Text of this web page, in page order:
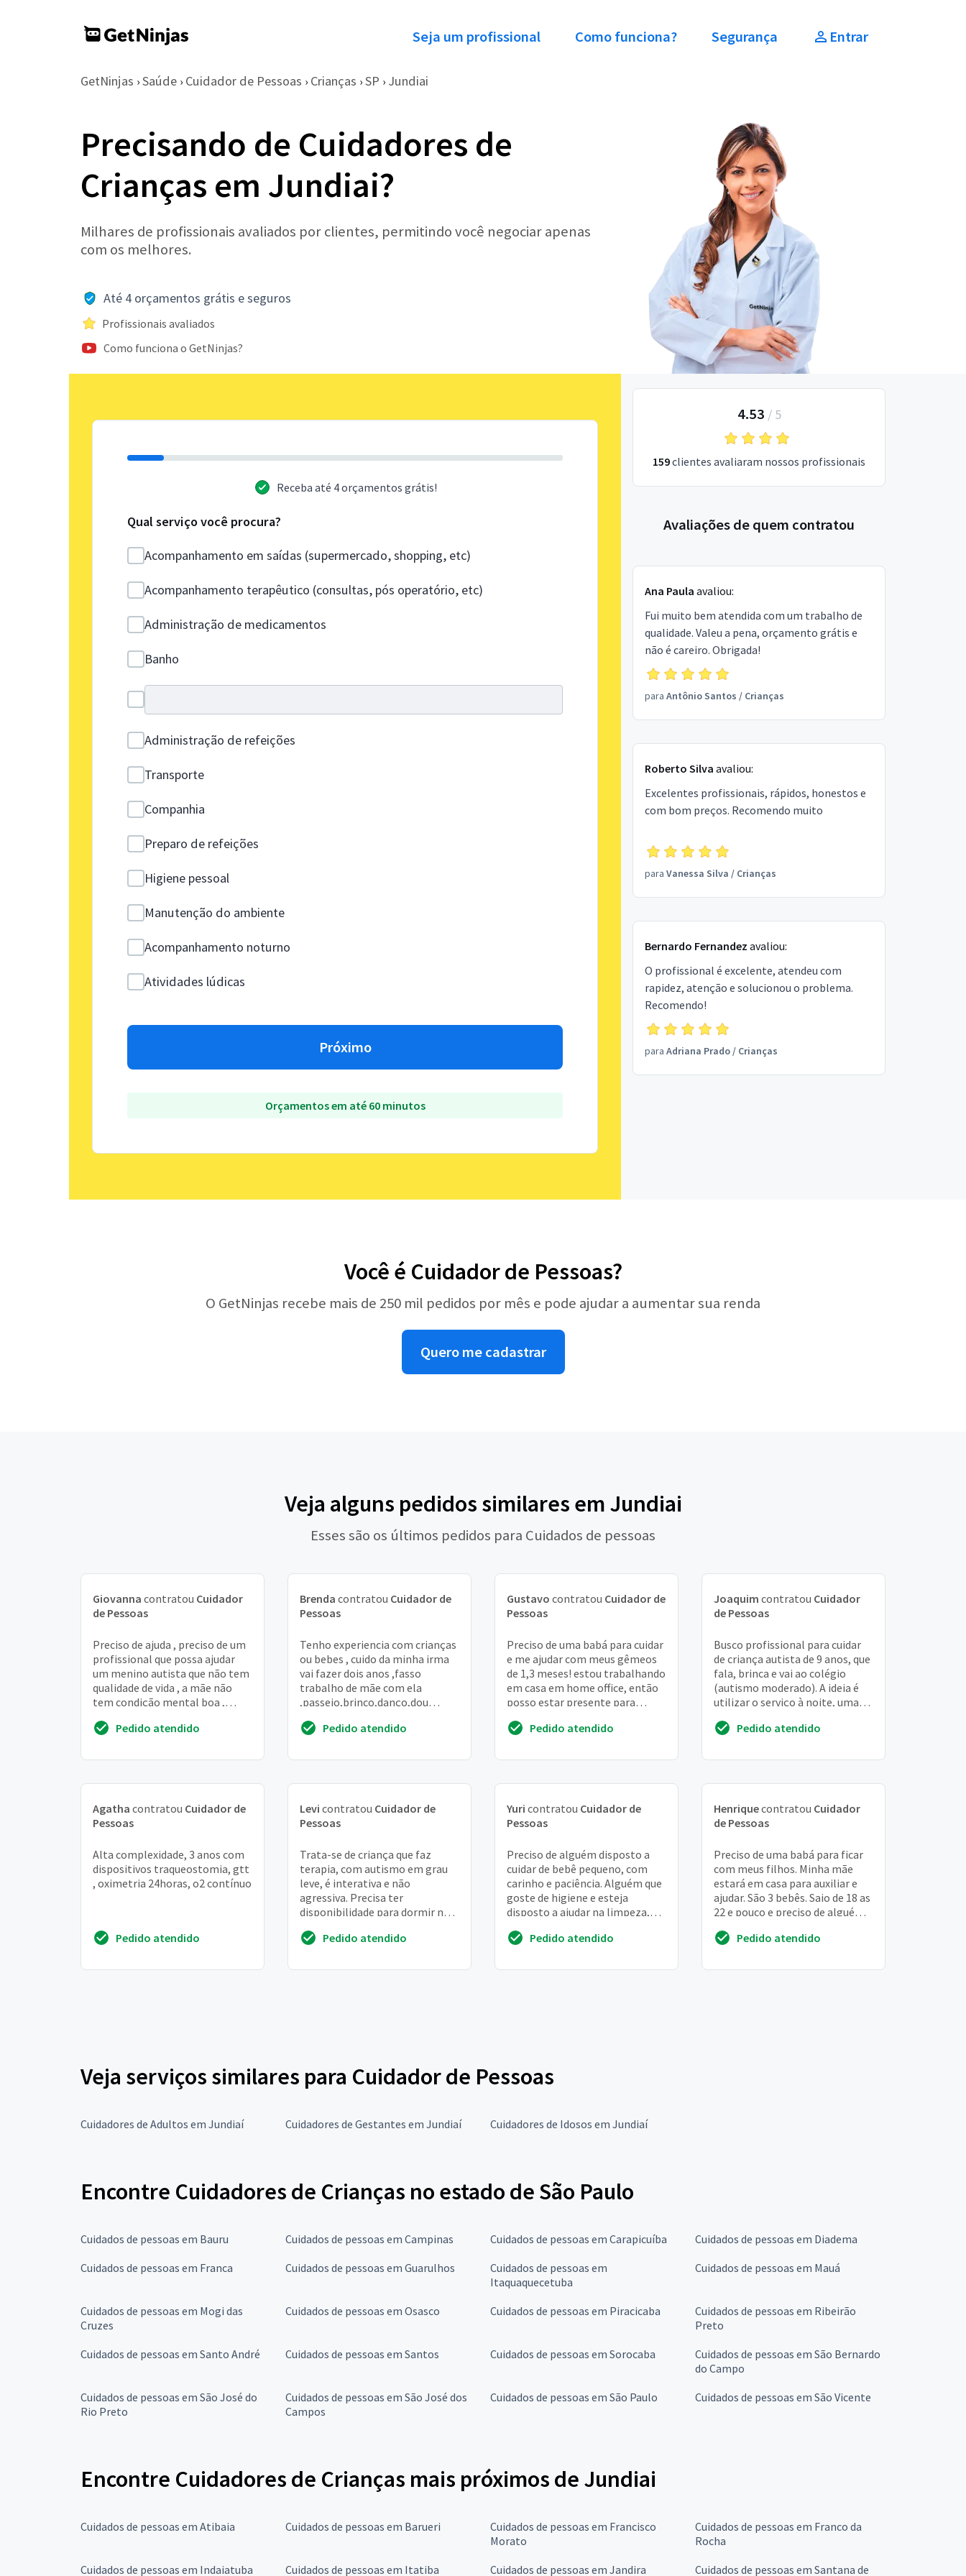
Seja um profissional Como funciona? Segurança Entrar
GetNinjas › Saúde › Cuidador de Pessoas › Crianças › SP › Jundiai
Precisando de Cuidadores de
Crianças em Jundiai?
Milhares de profissionais avaliados por clientes, permitindo você negociar apenas
com os melhores.
Até 4 orçamentos grátis e seguros
Profissionais avaliados
Como funciona o GetNinjas?
Receba até 4 orçamentos grátis!
Qual serviço você procura?
Acompanhamento em saídas (supermercado, shopping, etc)
Acompanhamento terapêutico (consultas, pós operatório, etc)
Administração de medicamentos
Banho
Administração de refeições
Transporte
Companhia
Preparo de refeições
Higiene pessoal
Manutenção do ambiente
Acompanhamento noturno
Atividades lúdicas
Próximo
Orçamentos em até 60 minutos
4.53 / 5
159clientes avaliaram nossos profissionais
Avaliações de quem contratou
Ana Paula avaliou:
Fui muito bem atendida com um trabalho de
qualidade. Valeu a pena, orçamento grátis e
não é careiro. Obrigada!
para Antônio Santos / Crianças
Roberto Silva avaliou:
Excelentes profissionais, rápidos, honestos e
com bom preços. Recomendo muito
para Vanessa Silva / Crianças
Bernardo Fernandez avaliou:
O profissional é excelente, atendeu com
rapidez, atenção e solucionou o problema.
Recomendo!
para Adriana Prado/ Crianças
Você é Cuidador de Pessoas?
O GetNinjas recebe mais de 250 mil pedidos por mês e pode ajudar a aumentar sua renda
Quero me cadastrar
Veja alguns pedidos similares em Jundiai
Esses são os últimos pedidos para Cuidados de pessoas
Giovanna contratou Cuidador
de Pessoas
Preciso de ajuda , preciso de um
profissional que possa ajudar
um menino autista que não tem
qualidade de vida , a mãe não
tem condição mental boa ,
vinda ****Pedido atendido
Brenda contratou Cuidador de
Pessoas
Tenho experiencia com crianças
ou bebes , cuido da minha irma
vai fazer dois anos ,fasso
trabalho de mãe com ela
,passeio,brinco,danço,dou
temos horario pra td...
Pedido atendido
Gustavo contratou Cuidador de
Pessoas
Preciso de uma babá para cuidar
e me ajudar com meus gêmeos
de 1,3 meses! estou trabalhando
em casa em home office, então
posso estar presente para
alimentação, mas a m...
Pedido atendido
Joaquim contratou Cuidador
de Pessoas
Busco profissional para cuidar
de criança autista de 9 anos, que
fala, brinca e vai ao colégio
(autismo moderado). A ideia é
utilizar o serviço à noite, uma
Pedido atendido
Agatha contratou Cuidador de
Pessoas
Alta complexidade, 3 anos com
dispositivos traqueostomia, gtt
, oximetria 24horas, o2 contínuo
Pedido atendido
Levi contratou Cuidador de
Pessoas
Trata-se de criança que faz
terapia, com autismo em grau
leve, é interativa e não
agressiva. Precisa ter
disponibilidade para dormir na
Pedido atendido
Yuri contratou Cuidador de
Pessoas
Preciso de alguém disposto a
cuidar de bebê pequeno, com
carinho e paciência. Alguém que
goste de higiene e esteja
disposto a ajudar na limpeza,
bebêPedido atendido
Henriquecontratou Cuidador
de Pessoas
Preciso de uma babá para ficar
com meus filhos. Minha mãe
estará em casa para auxiliar e
ajudar. São 3 bebês. Saio de 18 as
22 e pouco e preciso de alguém
o...
Pedido atendido
Veja serviços similares para Cuidador de Pessoas
Cuidadores de Adultos em Jundiaí Cuidadores de Gestantes em Jundiaí Cuidadores de Idosos em Jundiaí
Encontre Cuidadores de Crianças no estado de São Paulo
Cuidados de pessoas em Bauru Cuidados de pessoas em Campinas Cuidados de pessoas em Carapicuíba
Cuidados de pessoas em Diadema
Cuidados de pessoas em Franca
Cuidados de pessoas em Guarulhos
Cuidados de pessoas em
Itaquaquecetuba
Cuidados de pessoas em Mauá
Cuidados de pessoas em Mogi das
Cruzes
Cuidados de pessoas em Osasco Cuidados de pessoas em Piracicaba
Cuidados de pessoas em Ribeirão
Preto
Cuidados de pessoas em Santo André
Cuidados de pessoas em Santos Cuidados de pessoas em Sorocaba
Cuidados de pessoas em São Bernardo
do Campo
Cuidados de pessoas em São José do
Rio Preto
Cuidados de pessoas em São José dos
Campos
Cuidados de pessoas em São Paulo Cuidados de pessoas em São Vicente
Encontre Cuidadores de Crianças mais próximos de Jundiai
Cuidados de pessoas em Atibaia Cuidados de pessoas em Barueri
Cuidados de pessoas em Francisco
Morato
Cuidados de pessoas em Franco da
Rocha
Cuidados de pessoas em Indaiatuba
Cuidados de pessoas em Itatiba Cuidados de pessoas em Jandira Cuidados de pessoas em Santana de